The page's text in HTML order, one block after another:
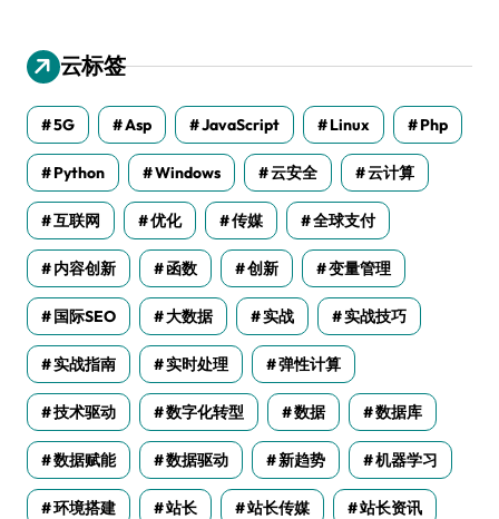
云标签
5G Asp JavaScript Linux Php
Python Windows 云安全 云计算
互联网 优化 传媒 全球支付
内容创新 函数 创新 变量管理
国际SEO 大数据 实战 实战技巧
实战指南 实时处理 弹性计算
技术驱动 数字化转型 数据 数据库
数据赋能 数据驱动 新趋势 机器学习
环境搭建 站长 站长传媒 站长资讯